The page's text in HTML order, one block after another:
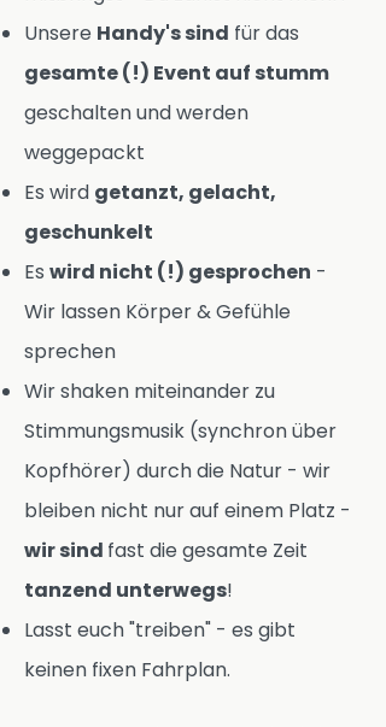
Unsere Handy's sind für das
gesamte (!) Event auf stumm
geschalten und werden
weggepackt
Es wird getanzt, gelacht,
geschunkelt
Es wird nicht (!) gesprochen -
Wir lassen Körper & Gefühle
sprechen
Wir shaken miteinander zu
Stimmungsmusik (synchron über
Kopfhörer) durch die Natur - wir
bleiben nicht nur auf einem Platz -
wir sind fast die gesamte Zeit
tanzend unterwegs!
Lasst euch "treiben" - es gibt
keinen fixen Fahrplan.